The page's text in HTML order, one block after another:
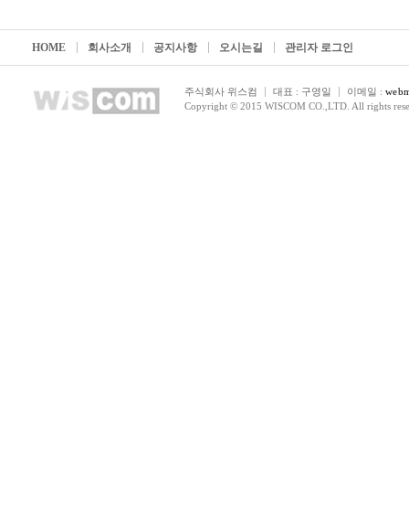
HOME 회사소개 공지사항 오시는길 관리자 로그인
주식회사 위스컴 대표 : 구영일 이메일 :
Copyright © 2015 WISCOM CO.,LTD. All rights